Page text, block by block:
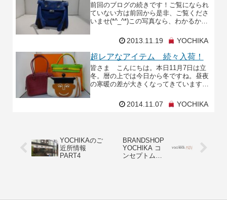
前回のブログの続きです！ご覧になられ
ていない方は前回から是非、ご覧くださ
いませ(*^_^*)この写真なら、わかるか
しょうか？？？そーです！そーなんで
す！限定発売され
2013.11.19 YOCHIKA
超レアなアイテム 続々入荷！
皆さま こんにちは。本日11月7日は立
冬。暦の上では今日から冬ですね。昼夜
の寒暖の差が大きくなってきていますが
お元気でいらっしゃいますか？体調を崩
されませぬようご自愛くださいませ。今
回は最近入荷しまし
2014.11.07 YOCHIKA
YOCHIKAのご
近所情報
PART4
BRANDSHOP
YOCHIKA コ
ンセプトムー